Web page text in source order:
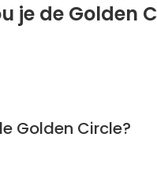
je de Golden
Golden Circle?